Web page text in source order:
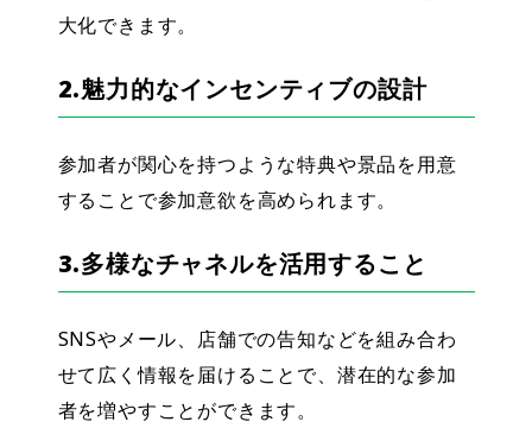
大化できます。
2.魅力的なインセンティブの設計
参加者が関心を持つような特典や景品を用意
することで参加意欲を高められます。
3.多様なチャネルを活用すること
SNSやメール、店舗での告知などを組み合わ
せて広く情報を届けることで、潜在的な参加
者を増やすことができます。